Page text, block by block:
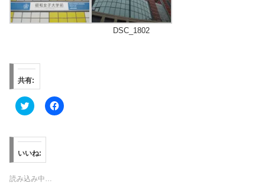
DSC_1802
共有:
ク
リ
し
て
T
w
i
t
F
a
いいね:
読み込み中…